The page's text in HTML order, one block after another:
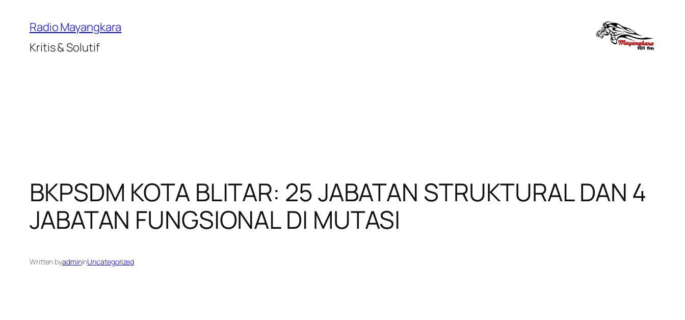
konten
Radio Mayangkara
Kritis & Solutif
BKPSDM KOTA BLITAR: 25 JABATAN STRUKTURAL DAN 4
JABATAN FUNGSIONAL DI MUTASI
Written byadmininUncategorized